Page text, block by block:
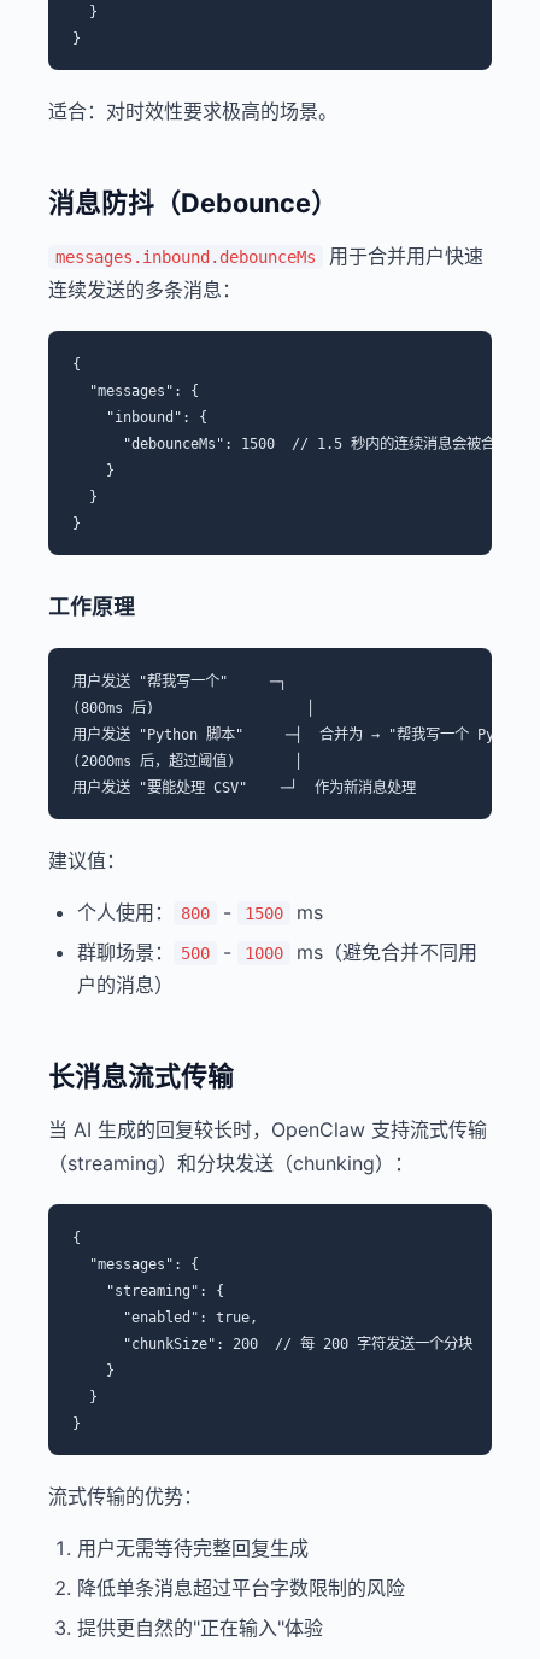
  }
适合：对时效性要求极高的场景。
消息防抖（Debounce）
messages.inbound.debounceMs
用于合并用户快速
连续发送的多条消息：
{
  "messages": {
    "inbound": {
      "debounceMs": 1500  // 1.5 秒内的连续消息会被合并
    }
  }
工作原理
用户发送 "帮我写一个"     ─┐
(800ms 后)                  │
用户发送 "Python 脚本"     ─┤  合并为 → "帮我写一个 Python
(2000ms 后，超过阈值)       │
建议值：
个人使用： 800 - 1500
ms
群聊场景：
500 - 1000
ms（避免合并不同用
户的消息）
长消息流式传输
当 AI 生成的回复较长时，OpenClaw 支持流式传输
（streaming）和分块发送（chunking）：
{
  "messages": {
    "streaming": {
      "enabled": true,
      "chunkSize": 200  // 每 200 字符发送一个分块
    }
  }
流式传输的优势：
用户无需等待完整回复生成
降低单条消息超过平台字数限制的风险
提供更自然的"正在输入"体验